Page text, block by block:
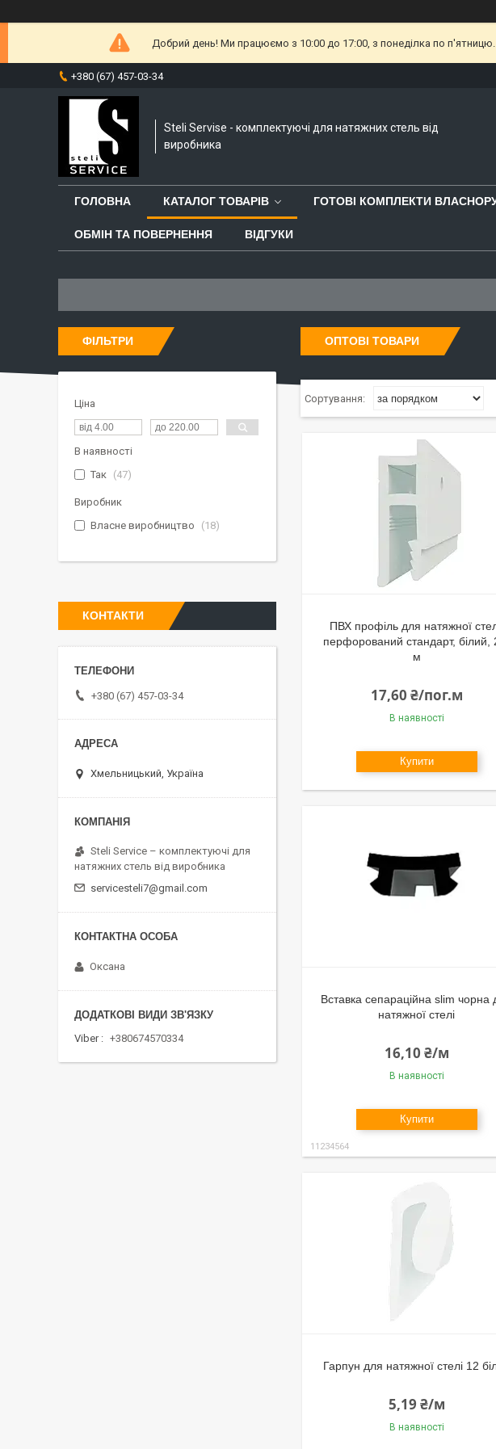
Добрий день! Ми працюємо з 10:00 до 17:00, з понеділка по
+380 (67) 457-03-34
Steli Servise - комплектуючі для натяжних стель від
виробника
ГОЛОВНА КАТАЛОГ ТОВАРІВ ГОТОВІ КОМПЛЕКТИ
ОБМІН ТА ПОВЕРНЕННЯ ВІДГУКИ
ОПТОВІ ТОВАРИ
ПВХ профіль для натяжної
перфорований стандарт, білий,
м
17,60 ₴/пог.м
В наявності
Купити
Вставка сепараційна slim чорна
натяжної стелі
16,10 ₴/м
В наявності
Купити
11234564
Гарпун для натяжної стелі 12
5,19 ₴/м
В наявності
ФІЛЬТРИ
Ціна
В наявності
Так
47
Виробник
Власне виробництво
18
КОНТАКТИ
+380 (67) 457-03-34
Хмельницький, Україна
Steli Service – комплектуючі для
натяжних стель від виробника
servicesteli7@gmail.com
Оксана
Viber +380674570334